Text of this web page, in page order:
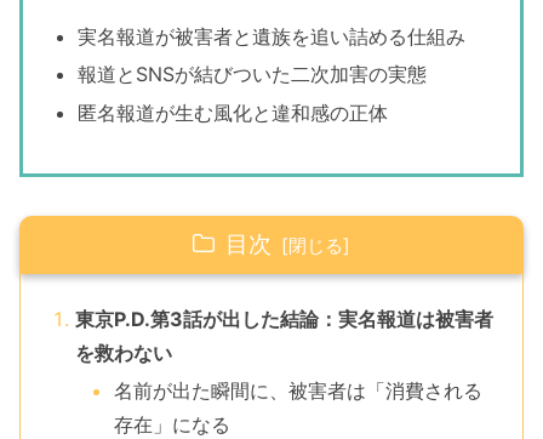
実名報道が被害者と遺族を追い詰める仕組み
報道とSNSが結びついた二次加害の実態
匿名報道が生む風化と違和感の正体
目次
東京P.D.第3話が出した結論：実名報道は被害者
を救わない
名前が出た瞬間に、被害者は「消費される
存在」になる